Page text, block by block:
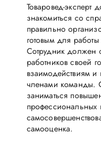
Товаровед-эксперт
знакомиться со
правильно
готовым для
Сотрудник должен
работников своей
взаимодействиям и
членами команды.
заниматься
профессиональных
самооценка.